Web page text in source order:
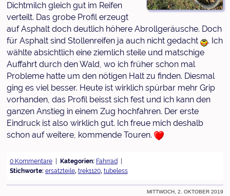
Dichtmilch gleich gut im Reifen
verteilt. Das grobe Profil erzeugt
auf Asphalt doch deutlich höhere Abrollgeräusche. Doch
für Asphalt sind Stollenreifen ja auch nicht gedacht
. Ich
wählte absichtlich eine ziemlich steile und matschige
Auffahrt durch den Wald, wo ich früher schon mal
Probleme hatte um den nötigen Halt zu finden. Diesmal
ging es viel besser. Heute ist wirklich spürbar mehr Grip
vorhanden, das Profil beisst sich fest und ich kann den
ganzen Anstieg in einem Zug hochfahren. Der erste
Eindruck ist also wirklich gut. Ich freue mich deshalb
schon auf weitere, kommende Touren.
0 Kommentare Kategorien: Fahrrad
Stichworte: ersatzteile, trek1120, tubeless
Mittwoch, 2. Oktober 2019